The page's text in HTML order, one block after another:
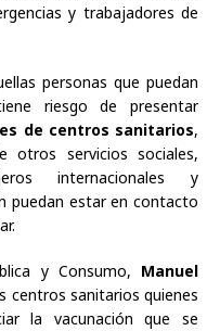
y trabajadores de
personas que puedan
riesgo de presentar
de centros sanitarios,
otros servicios sociales,
internacionales y
puedan estar en contacto
y Consumo, Manuel
centros sanitarios quienes
la vacunación que se